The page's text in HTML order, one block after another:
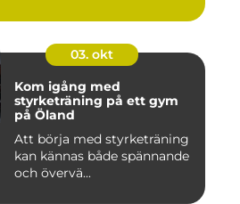
03. okt
Kom igång med
styrketräning på ett gym
på Öland
Att börja med styrketräning
kan kännas både spännande
och övervä...